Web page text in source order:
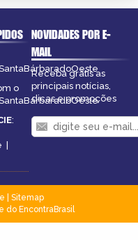
o
:
|
NOVIDADES POR E-
MAIL
Receba grátis as
principais notícias,
dicas e promoções
Sitemap
do EncontraBrasil